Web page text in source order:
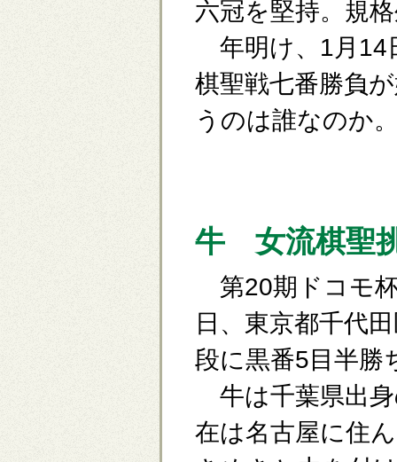
六冠を堅持。規
年明け、1月14
棋聖戦七番勝負
うのは誰なのか
牛 女流棋聖
第20期ドコモ
日、東京都千代
段に黒番5目半勝
牛は千葉県出身
在は名古屋に住